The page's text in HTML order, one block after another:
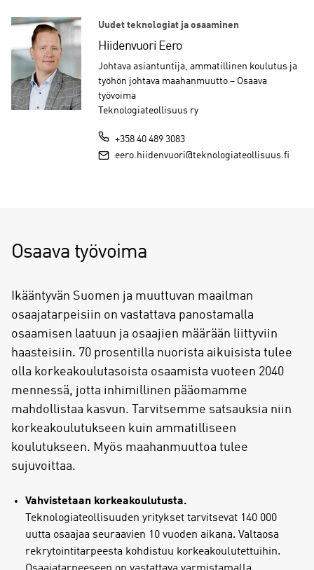
Uudet teknologiat ja osaaminen
Hiidenvuori Eero
Johtava asiantuntija, ammatillinen koulutus ja
työhön johtava maahanmuutto – Osaava
työvoima
Teknologiateollisuus ry
+358 40 489 3083
eero.hiidenvuori@teknologiateollisuus.fi
Osaava työvoima
Ikääntyvän Suomen ja muuttuvan maailman
osaajatarpeisiin on vastattava panostamalla
osaamisen laatuun ja osaajien määrään liittyviin
haasteisiin. 70 prosentilla nuorista aikuisista tulee
olla korkeakoulutasoista osaamista vuoteen 2040
mennessä, jotta inhimillinen pääomamme
mahdollistaa kasvun. Tarvitsemme satsauksia niin
korkeakoulutukseen kuin ammatilliseen
koulutukseen. Myös maahanmuuttoa tulee
sujuvoittaa.
Vahvistetaan korkeakoulutusta.
Teknologiateollisuuden yritykset tarvitsevat 140 000
uutta osaajaa seuraavien 10 vuoden aikana. Valtaosa
rekrytointitarpeesta kohdistuu korkeakoulutettuihin.